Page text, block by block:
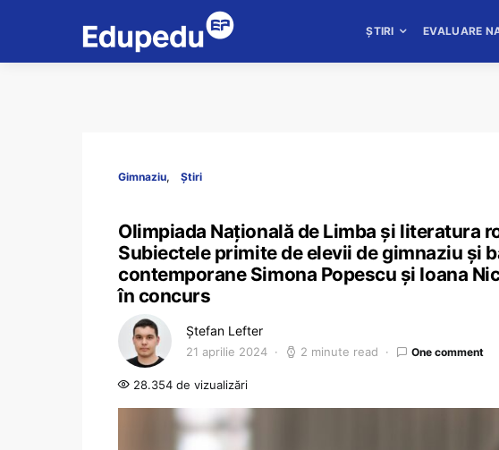
ȘTIRI EVALUARE
Gimnaziu Știri
Olimpiada Națională de Limba și literatura
Subiectele primite de elevii de gimnaziu și
contemporane Simona Popescu și Ioana
în concurs
Ștefan Lefter
21 aprilie 2024 2 minute read One comment
28.354 de vizualizări